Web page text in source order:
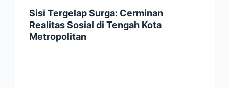
Sisi Tergelap Surga: Cerminan
Realitas Sosial di Tengah Kota
Metropolitan